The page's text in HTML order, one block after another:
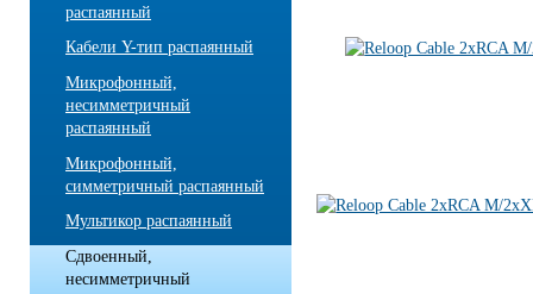
распаянный
Кабели Y-тип распаянный
Микрофонный,
несимметричный
распаянный
Микрофонный,
симметричный распаянный
Мультикор распаянный
Сдвоенный,
несимметричный